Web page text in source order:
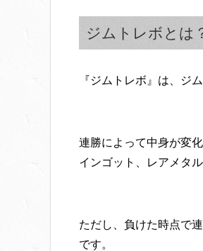
ジムトレボとは
『ジムトレボ』は、ジ
連勝によって中身が変
インゴット、レアメタ
ただし、負けた時点で
です。